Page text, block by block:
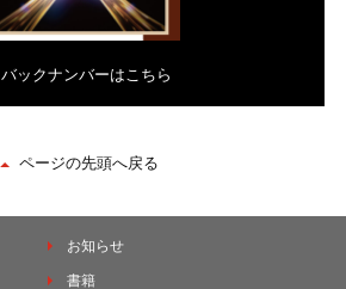
バックナンバーはこちら
ページの先頭へ戻る
お知らせ
書籍